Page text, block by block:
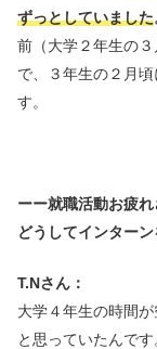
ずっとしていました
前（大学２年生の
で、３年生の２月
す。
ーー就職活動お疲れ
どうしてインター
T.Nさん：
大学４年生の時間
と思っていたんで